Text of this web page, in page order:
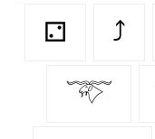
⚁ ⤴
𓄅